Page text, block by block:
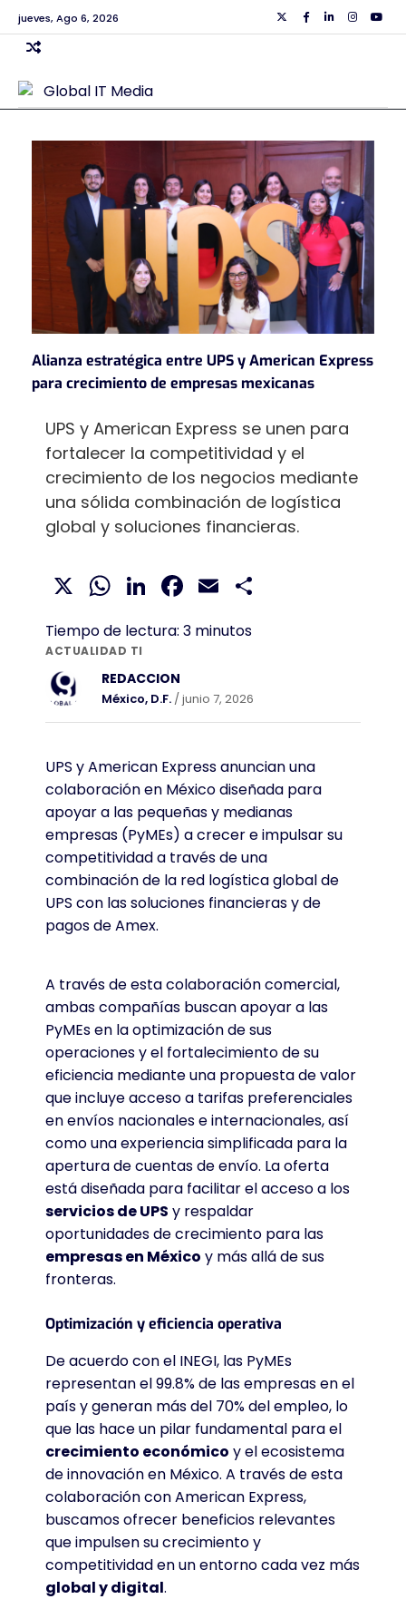
Skip
to
content
jueves, Ago 6, 2026 TwiiterFacebook
Linkedin
Alianza estratégica entre UPS y American Express
para crecimiento de empresas mexicanas
X WhatsApp
LinkedIn
Facebook
Email
Tiempo de lectura: 3 minutos
ACTUALIDAD TI
UPS y American Express se unen para
fortalecer la competitividad y el
crecimiento de los negocios mediante
una sólida combinación de logística
global y soluciones financieras.
REDACCION
México, D.F. / junio 7, 2026
UPS y American Express anuncian una
colaboración en México diseñada para
apoyar a las pequeñas y medianas
empresas (PyMEs) a crecer e impulsar su
competitividad a través de una
combinación de la red logística global de
UPS con las soluciones financieras y de
pagos de Amex.
A través de esta colaboración comercial,
ambas compañías buscan apoyar a las
PyMEs en la optimización de sus
operaciones y el fortalecimiento de su
eficiencia mediante una propuesta de valor
que incluye acceso a tarifas preferenciales
en envíos nacionales e internacionales, así
como una experiencia simplificada para la
apertura de cuentas de envío. La oferta
está diseñada para facilitar el acceso a los
servicios de UPS y respaldar
oportunidades de crecimiento para las
empresas en México y más allá de sus
fronteras.
Optimización y eficiencia operativa
De acuerdo con el INEGI, las PyMEs
representan el 99.8% de las empresas en el
país y generan más del 70% del empleo, lo
que las hace un pilar fundamental para el
crecimiento económico y el ecosistema
de innovación en México. A través de esta
colaboración con American Express,
buscamos ofrecer beneficios relevantes
que impulsen su crecimiento y
competitividad en un entorno cada vez más
global y digital.